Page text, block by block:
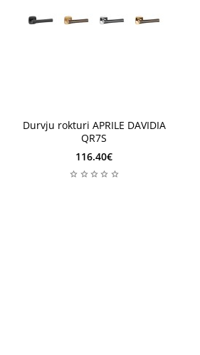
2-4 nedēļas
2-4 nedēļas
Durvju rokturi APRILE DAVIDIA
QR7S
116.40€